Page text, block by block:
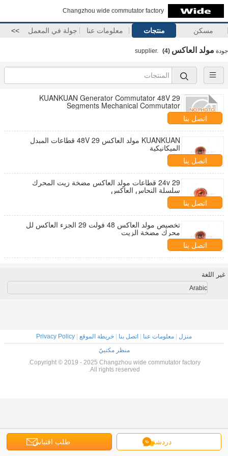
Changzhou wide commutator factory
مسكن منتجات معلومات عنا جولة في المعمل >>
جودة مولد العاكس (4)
KUANKUAN Generator Commutator 48V 29
Segments Mechanical Commutator
اتصل بنا
KUANKUAN مولد العاكس 48V 29 قطاعات المبدل
الميكانيكية
اتصل بنا
24v 29 قطاعات مولد العاكس مضخة زيت المحرك
سلسلة النحاس العاكس
اتصل بنا
تخصيص مولد العاكس 48 فولت 29 الجزء العاكس لل
محرك مضخة الزيت
اتصل بنا
دردشة طلب اقتباس
غير اللغة
Arabic
منزل معلومات عنا اتصل بنا خريطة الموقع
Privacy Policy
منظر مكتبيّ
Copyright © 2019 - 2025 Changzhou wide commutator factory.
All rights reserved.